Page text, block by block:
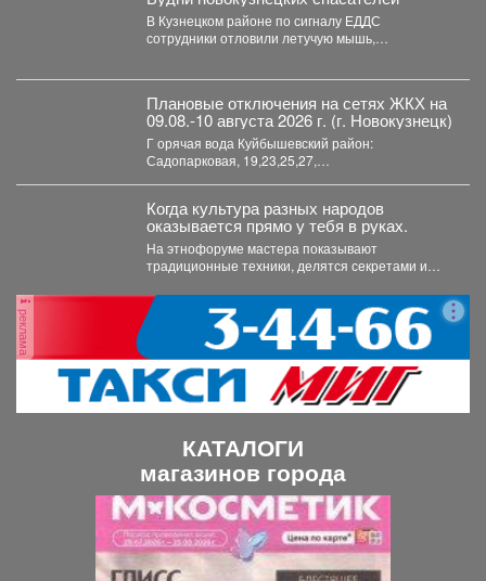
В Кузнецком районе по сигналу ЕДДС
сотрудники отловили летучую мышь,
Плановые отключения на сетях ЖКХ на
09.08.-10 августа 2026 г. (г. Новокузнецк)
Г орячая вода Куйбышевский район:
Садопарковая, 19,23,25,27,
Когда культура разных народов
оказывается прямо у тебя в руках.
На этнофоруме мастера показывают
традиционные техники, делятся секретами и
ремесле....
реклама
КАТАЛОГИ
магазинов города